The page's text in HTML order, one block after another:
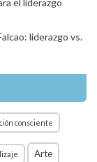
liderazgo vs.
consciente
Arte